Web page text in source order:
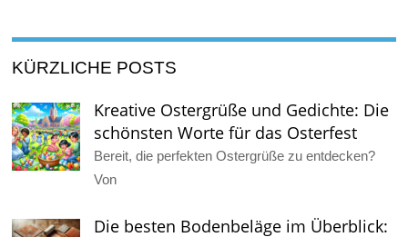
KÜRZLICHE POSTS
Kreative Ostergrüße und Gedichte: Die
schönsten Worte für das Osterfest
Bereit, die perfekten Ostergrüße zu entdecken?
Von
Die besten Bodenbeläge im Überblick: